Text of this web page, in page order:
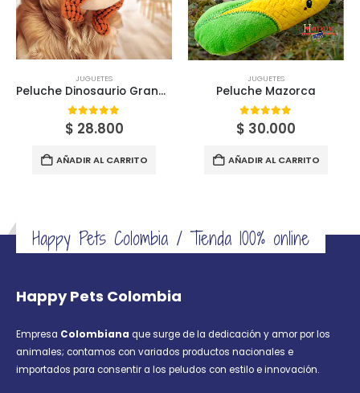
JUGUETES
Peluche Dinosaurio Grande
0 out of 5
$ 28.800
AÑADIR AL CARRITO
JUGUETES
Peluche Mazorca
0 out of 5
$ 30.000
AÑADIR AL CARRITO
Happy Pets Colombia / Tienda 100% online
Happy Pets Colombia
Empresa Colombiana que surge de la dedicación y amor por los
animales; contamos con variados productos nacionales e
importados para consentir a los peludos con estilo e innovación.